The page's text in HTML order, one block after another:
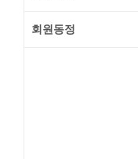
회원동정